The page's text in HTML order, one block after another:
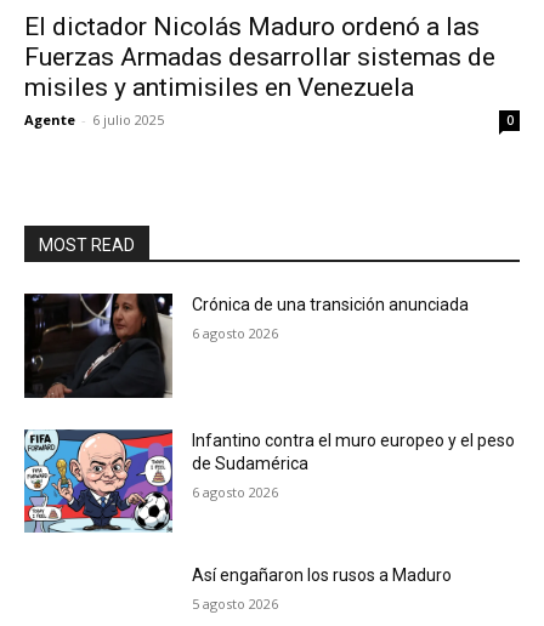
El dictador Nicolás Maduro ordenó a las
Fuerzas Armadas desarrollar sistemas de
misiles y antimisiles en Venezuela
Agente - 6 julio 2025 0
MOST READ
Crónica de una transición anunciada
6 agosto 2026
Infantino contra el muro europeo y el peso
de Sudamérica
6 agosto 2026
Así engañaron los rusos a Maduro
5 agosto 2026